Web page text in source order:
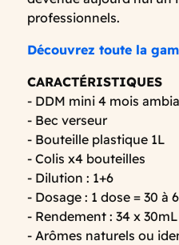
professionnels.
Découvrez toute la
CARACTÉRISTIQUES
- DDM mini 4 mois
- Bec verseur
- Bouteille plastique 1L
- Colis x4 bouteilles
- Dilution : 1+6
- Dosage : 1 dose = 30 à
- Rendement : 34 x
- Arômes naturels ou